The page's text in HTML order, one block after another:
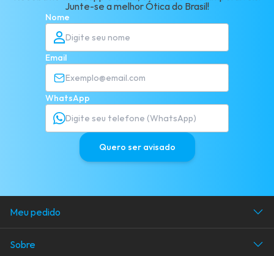
Junte-se a melhor Ótica do Brasil!
Nome
Email
WhatsApp
Quero ser avisado
Meu pedido
Acompanhe seu pedido
Sobre